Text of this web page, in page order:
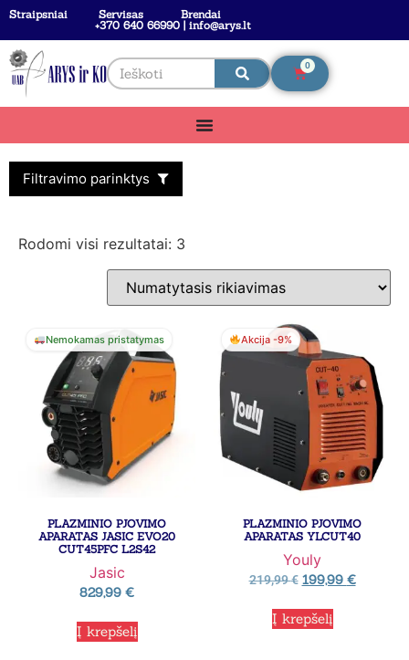
Straipsniai Servisas
Brendai
+370 640 66990 | info@arys.lt
0
Filtravimo parinktys
Rodomi visi rezultatai: 3
Nemokamas pristatymas
PLAZMINIO PJOVIMO
APARATAS JASIC EVO20
CUT45PFC L2S42
Jasic
829,99 €
Į krepšelį
Akcija -9%
PLAZMINIO PJOVIMO
APARATAS YLCUT40
Youly
219,99€ 199,99 €
Į krepšelį